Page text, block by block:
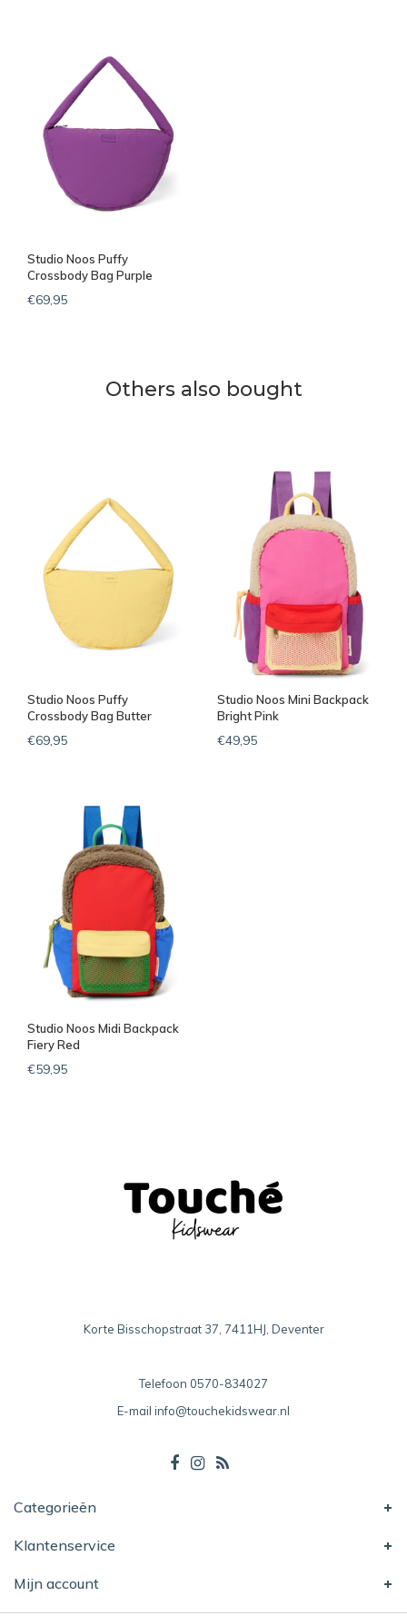
Studio Noos Puffy
Crossbody Bag Purple
€69,95
Others also bought
Studio Noos Puffy
Crossbody Bag Butter
Yellow Textured
€69,95
Studio Noos Mini Backpack
Bright Pink
€49,95
Studio Noos Midi Backpack
Fiery Red
€59,95
Korte Bisschopstraat 37, 7411HJ, Deventer
Telefoon 0570-834027
E-mail info@touchekidswear.nl
Categorieën
Klantenservice
Mijn account